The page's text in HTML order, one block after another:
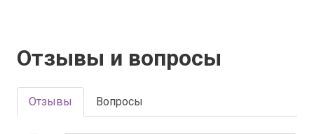
Отзывы и вопросы
Отзывы Вопросы